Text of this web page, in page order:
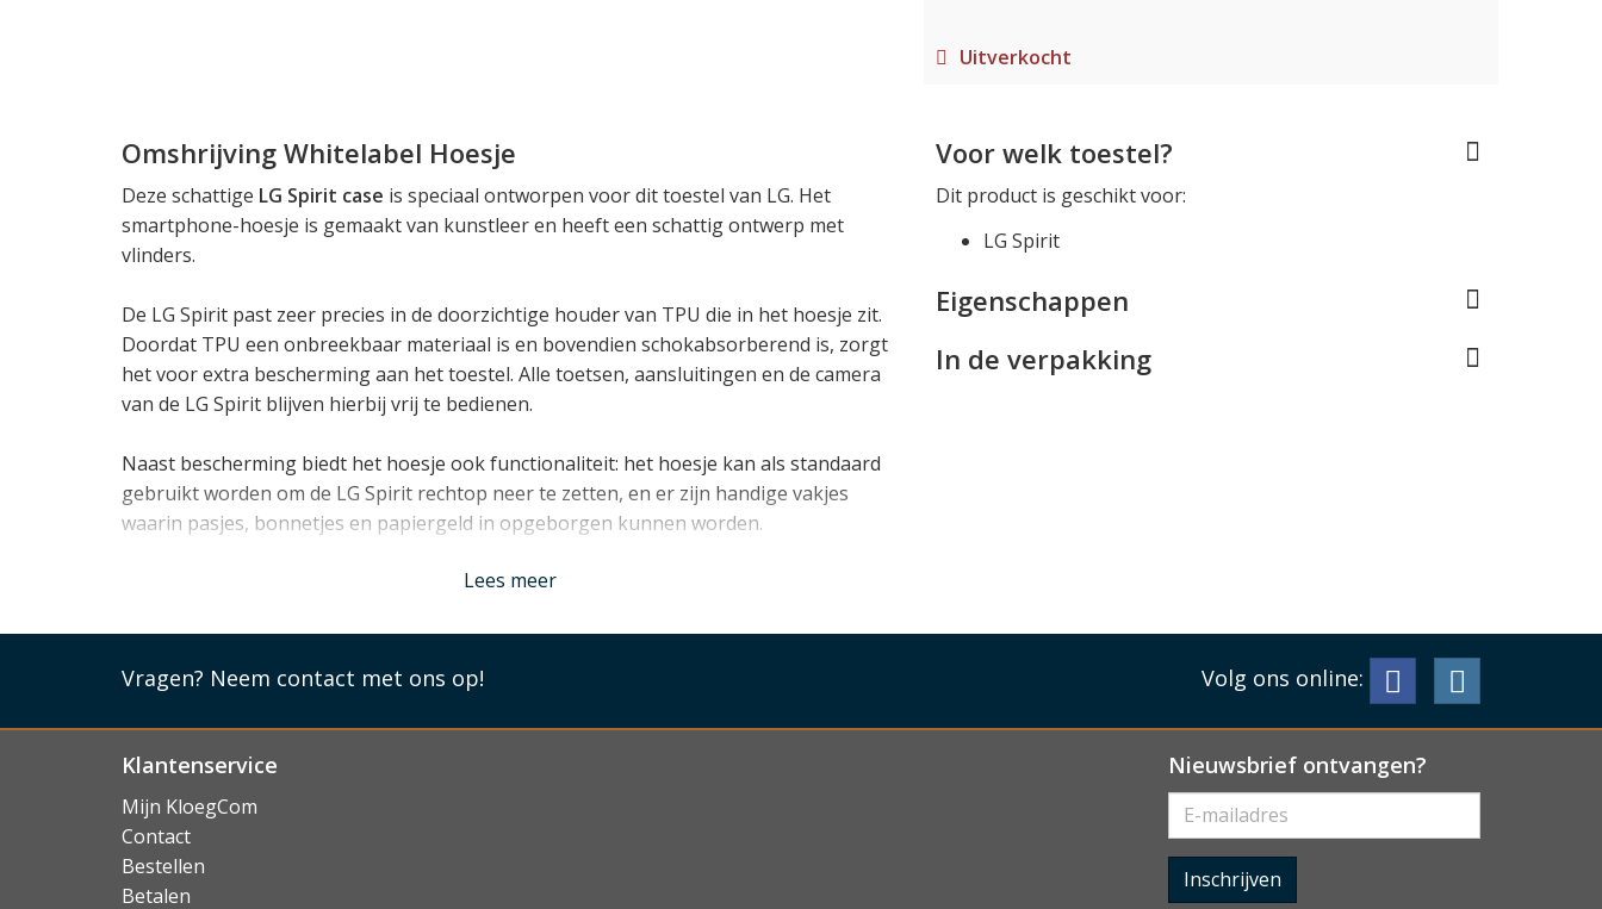
Uitverkocht
Omshrijving Whitelabel Hoesje
Deze schattige LG Spirit case is speciaal ontworpen voor dit toestel van LG. Het
smartphone-hoesje is gemaakt van kunstleer en heeft een schattig ontwerp met
vlinders.
De LG Spirit past zeer precies in de doorzichtige houder van TPU die in het hoesje zit.
Doordat TPU een onbreekbaar materiaal is en bovendien schokabsorberend is, zorgt
het voor extra bescherming aan het toestel. Alle toetsen, aansluitingen en de camera
van de LG Spirit blijven hierbij vrij te bedienen.
Naast bescherming biedt het hoesje ook functionaliteit: het hoesje kan als standaard
gebruikt worden om de LG Spirit rechtop neer te zetten, en er zijn handige vakjes
waarin pasjes, bonnetjes en papiergeld in opgeborgen kunnen worden.
Lees minder
Lees meer
Voor welk toestel?
Dit product is geschikt voor:
LG Spirit
Eigenschappen
In de verpakking
Vragen? Neem contact met ons op! Volg ons online:
Klantenservice
Mijn KloegCom
Contact
Bestellen
Betalen
Nieuwsbrief ontvangen?
Inschrijven